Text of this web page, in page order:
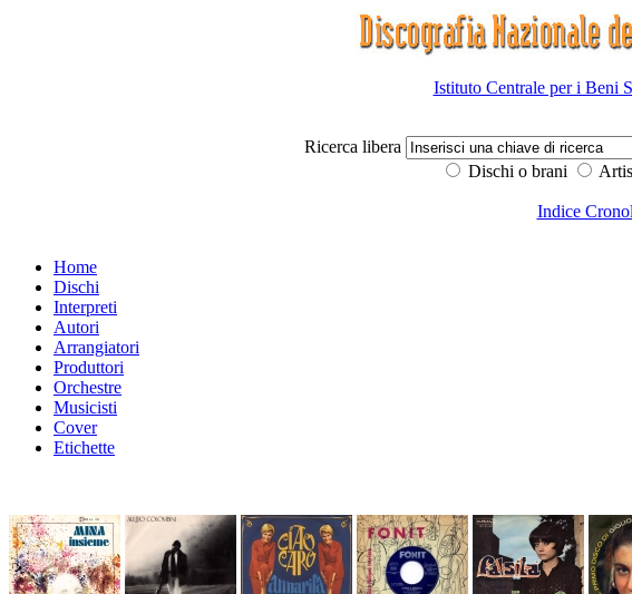
Istituto Centrale per i Beni
Ricerca libera
Dischi o brani
Indice
Home
Dischi
Interpreti
Autori
Arrangiatori
Produttori
Orchestre
Musicisti
Cover
Etichette